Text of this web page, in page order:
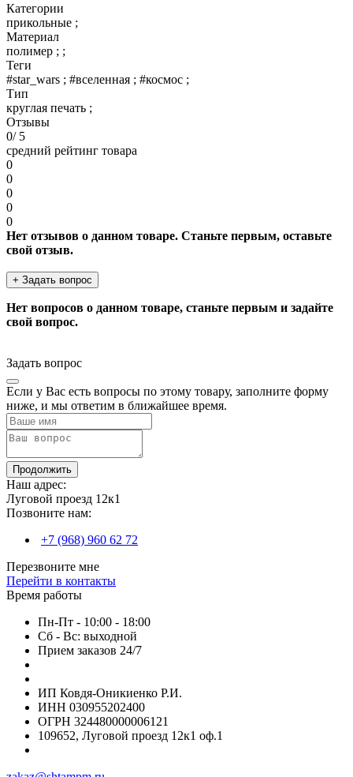
Категории
прикольные ;
Материал
полимер ; ;
Теги
#star_wars ; #вселенная ; #космос ;
Тип
круглая печать ;
Отзывы
0/ 5
средний рейтинг товара
0
0
0
0
0
Нет отзывов о данном товаре. Станьте первым, оставьте
свой отзыв.
+ Задать вопрос
Нет вопросов о данном товаре, станьте первым и задайте
свой вопрос.
Задать вопрос
Если у Вас есть вопросы по этому товару, заполните форму
ниже, и мы ответим в ближайшее время.
Продолжить
Наш адрес:
Луговой проезд 12к1
Позвоните нам:
+7 (968) 960 62 72
Перезвоните мне
Перейти в контакты
Время работы
Пн-Пт - 10:00 - 18:00
Сб - Вс: выходной
Прием заказов 24/7
ИП Ковдя-Оникиенко Р.И.
ИНН 030955202400
ОГРН 324480000006121
109652, Луговой проезд 12к1 оф.1